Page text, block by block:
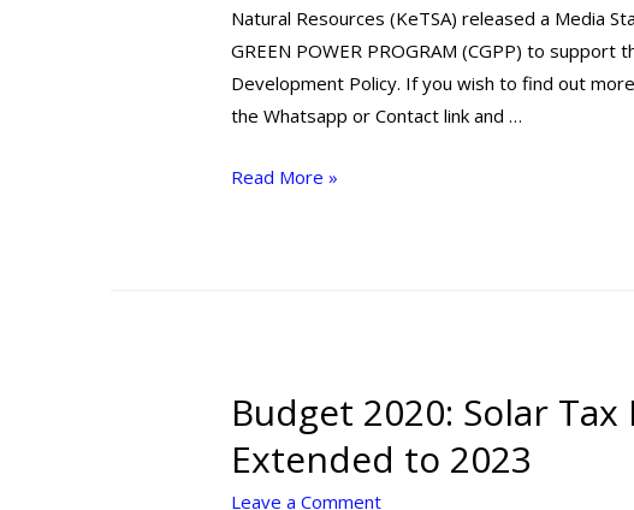
Natural Resources (KeTSA) released a Media
GREEN POWER PROGRAM (CGPP) to support
Development Policy. If you wish to find out
the Whatsapp or Contact link and …
Read More »
Budget 2020: Solar
Extended to 2023
Leave a Comment